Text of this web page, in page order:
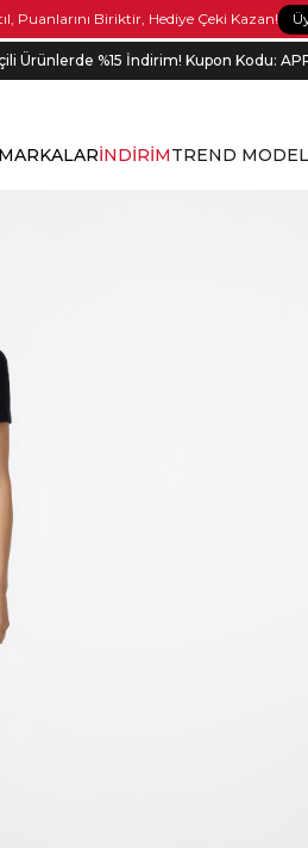
Puanlarını Biriktir, Hediye Çeki Kazan!
Ürünlerde %15 İndirim! Kupon Kodu:
özel vade farksız taksit seçenekleri!
MARKALARİNDİRİMTREND